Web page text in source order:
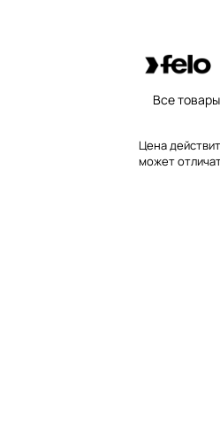
Все
Цена
может